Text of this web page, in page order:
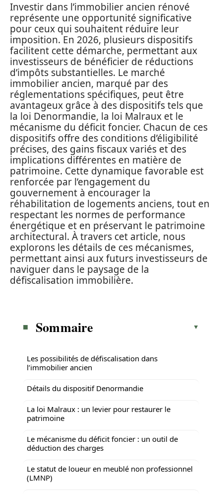
Investir dans l’immobilier ancien rénové
représente une opportunité significative
pour ceux qui souhaitent réduire leur
imposition. En 2026, plusieurs dispositifs
facilitent cette démarche, permettant aux
investisseurs de bénéficier de réductions
d’impôts substantielles. Le marché
immobilier ancien, marqué par des
réglementations spécifiques, peut être
avantageux grâce à des dispositifs tels que
la loi Denormandie, la loi Malraux et le
mécanisme du déficit foncier. Chacun de ces
dispositifs offre des conditions d’éligibilité
précises, des gains fiscaux variés et des
implications différentes en matière de
patrimoine. Cette dynamique favorable est
renforcée par l’engagement du
gouvernement à encourager la
réhabilitation de logements anciens, tout en
respectant les normes de performance
énergétique et en préservant le patrimoine
architectural. À travers cet article, nous
explorons les détails de ces mécanismes,
permettant ainsi aux futurs investisseurs de
naviguer dans le paysage de la
défiscalisation immobilière.
Sommaire
Les possibilités de défiscalisation dans
l’immobilier ancien
Détails du dispositif Denormandie
La loi Malraux : un levier pour restaurer le
patrimoine
Le mécanisme du déficit foncier : un outil de
déduction des charges
Le statut de loueur en meublé non professionnel
(LMNP)